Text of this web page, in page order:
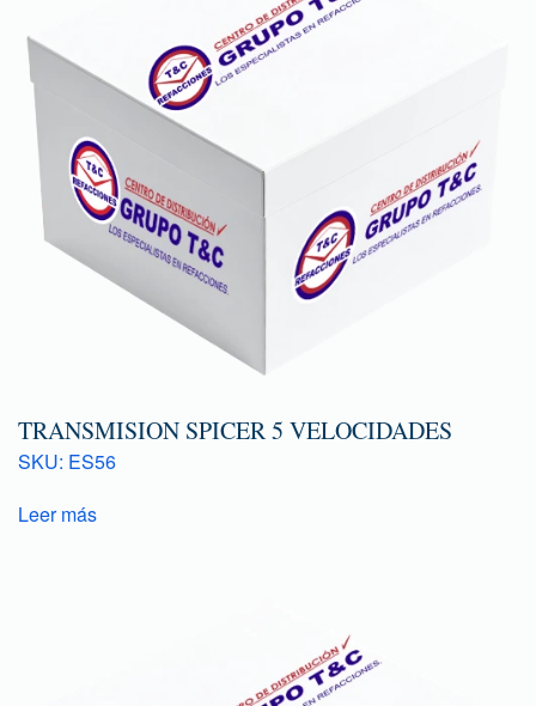
TRANSMISION SPICER 5 VELOCIDADES
SKU: ES56
Leer más